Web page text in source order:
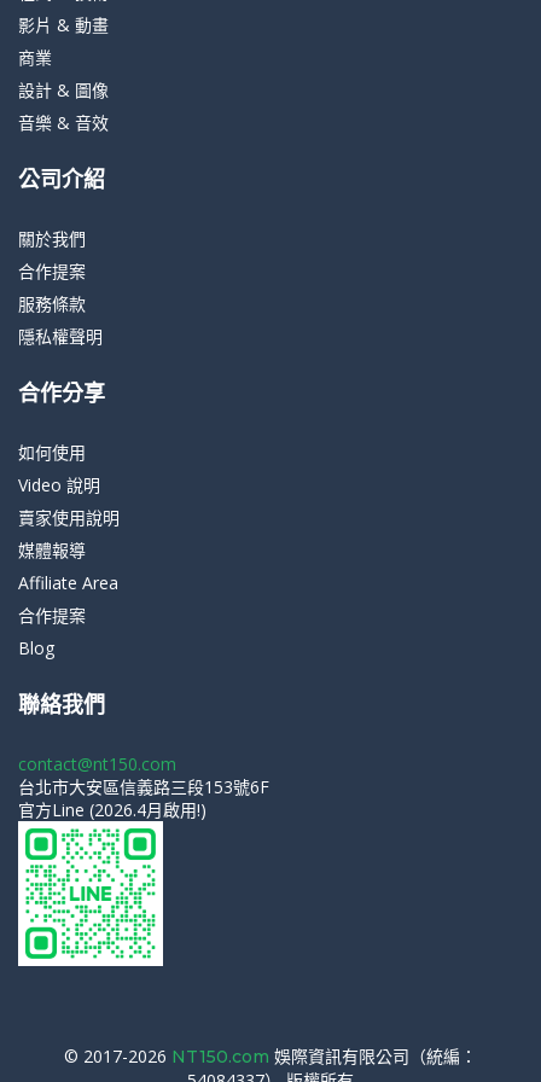
影片 & 動畫
商業
設計 & 圖像
音樂 & 音效
公司介紹
關於我們
合作提案
服務條款
隱私權聲明
合作分享
如何使用
Video 說明
賣家使用說明
媒體報導
Affiliate Area
合作提案
Blog
聯絡我們
contact@nt150.com
台北市大安區信義路三段153號6F
官方Line (2026.4月啟用!)
© 2017-2026 NT150.com 娛際資訊有限公司（統編：